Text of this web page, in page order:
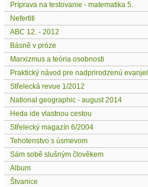
Príprava na testovanie - matematika 5.
Nefertiti
ABC 12. - 2012
Básně v próze
Marxizmus a teória osobnosti
Praktický návod pre nadprirodzenú
Střelecká revue 1/2012
National geographic - august 2014
Heda ide vlastnou cestou
Střelecký magazín 6/2004
Tehotenstvo s úsmevom
Sám sobě slušným člověkem
Album
Štvanice